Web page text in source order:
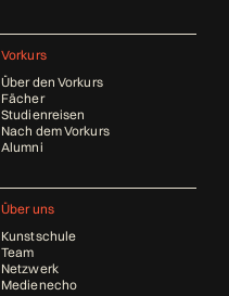
Vorkurs
Über den Vorkurs
Fächer
Studienreisen
Nach dem Vorkurs
Alumni
Über uns
Kunstschule
Team
Netzwerk
Medienecho